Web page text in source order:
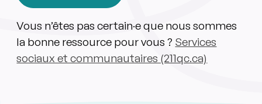
Vous n’êtes pas certain·e que nous sommes
la bonne ressource pour vous ? Services
sociaux et communautaires (211qc.ca)